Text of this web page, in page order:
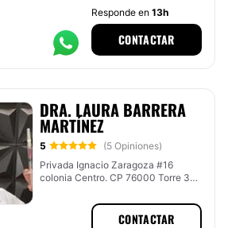
Responde en 13h
CONTACTAR
DRA. LAURA BARRERA
MARTÍNEZ
5
(5 Opiniones)
Privada Ignacio Zaragoza #16
colonia Centro. CP 76000 Torre 3
de Querétaro, Querétaro
CONTACTAR